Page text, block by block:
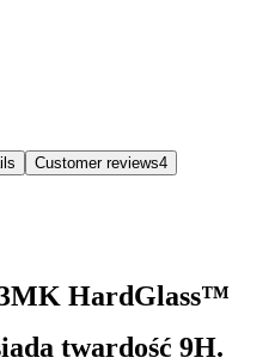
Customer reviews4
3MK HardGlass™
twardość 9H.